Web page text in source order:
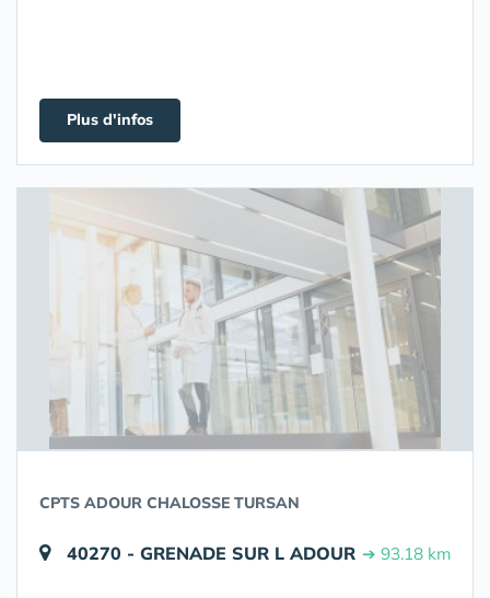
Plus d'infos
CPTS ADOUR CHALOSSE TURSAN
40270 - GRENADE SUR L ADOUR ➔ 93.18 km